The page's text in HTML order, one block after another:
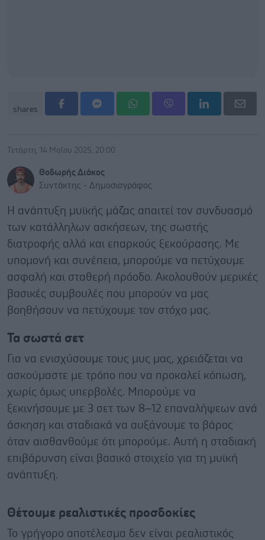
shares
Τετάρτη, 14 Μαΐου 2025, 20:00
Θοδωρής Διάκος
Συντάκτης - Δημοσιογράφος
Η ανάπτυξη μυϊκής μάζας απαιτεί τον συνδυασμό
των κατάλληλων ασκήσεων, της σωστής
διατροφής αλλά και επαρκούς ξεκούρασης. Με
υπομονή και συνέπεια, μπορούμε να πετύχουμε
ασφαλή και σταθερή πρόοδο. Ακολουθούν μερικές
βασικές συμβουλές που μπορούν να μας
βοηθήσουν να πετύχουμε τον στόχο μας.
Τα σωστά σετ
Για να ενισχύσουμε τους μυς μας, χρειάζεται να
ασκούμαστε με τρόπο που να προκαλεί κόπωση,
χωρίς όμως υπερβολές. Μπορούμε να
ξεκινήσουμε με 3 σετ των 8–12 επαναλήψεων ανά
άσκηση και σταδιακά να αυξάνουμε το βάρος
όταν αισθανθούμε ότι μπορούμε. Αυτή η σταδιακή
επιβάρυνση είναι βασικό στοιχείο για τη μυϊκή
ανάπτυξη.
Θέτουμε ρεαλιστικές προσδοκίες
Το γρήγορο αποτέλεσμα δεν είναι ρεαλιστικός